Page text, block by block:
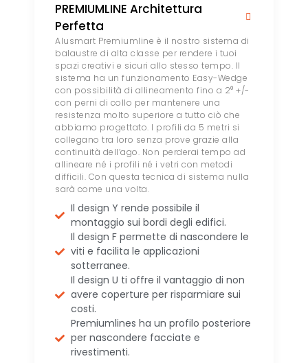
PREMIUMLINE Architettura
Perfetta
Alusmart Premiumline è il nostro sistema di
balaustre di alta classe per rendere i tuoi
spazi creativi e sicuri allo stesso tempo. Il
sistema ha un funzionamento Easy-Wedge
con possibilità di allineamento fino a 2⁰ +/-
con perni di collo per mantenere una
resistenza molto superiore a tutto ciò che
abbiamo progettato. I profili da 5 metri si
collegano tra loro senza prove grazie alla
continuità dell’ago. Non perderai tempo ad
allineare né i profili né i vetri con metodi
difficili. Con questa tecnica di sistema nulla
sarà come una volta.
Il design Y rende possibile il
montaggio sui bordi degli edifici.
Il design F permette di nascondere le
viti e facilita le applicazioni
sotterranee.
Il design U ti offre il vantaggio di non
avere coperture per risparmiare sui
costi.
Premiumlines ha un profilo posteriore
per nascondere facciate e
rivestimenti.